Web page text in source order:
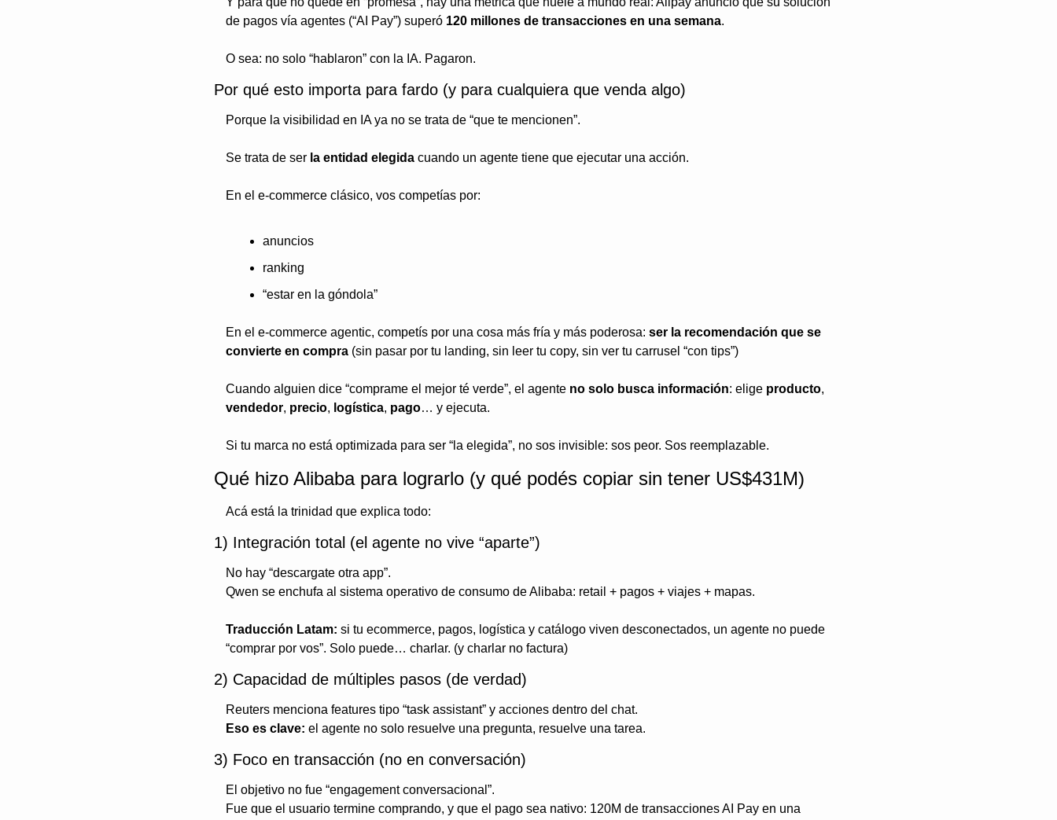
de pagos vía agentes (“AI Pay”) superó 120 millones de transacciones en una semana.
O sea: no solo “hablaron” con la IA. Pagaron.
Por qué esto importa para fardo (y para cualquiera que venda algo)
Porque la visibilidad en IA ya no se trata de “que te mencionen”.
Se trata de ser la entidad elegida cuando un agente tiene que ejecutar una acción.
En el e-commerce clásico, vos competías por:
anuncios
ranking
“estar en la góndola”
En el e-commerce agentic, competís por una cosa más fría y más poderosa: ser la recomendación que se
convierte en compra (sin pasar por tu landing, sin leer tu copy, sin ver tu carrusel “con tips”)
Cuando alguien dice “comprame el mejor té verde”, el agente no solo busca información: elige producto
vendedor, precio, logística, pago… y ejecuta.
Si tu marca no está optimizada para ser “la elegida”, no sos invisible: sos peor. Sos reemplazable.
Qué hizo Alibaba para lograrlo (y qué podés copiar sin tener US$431M)
Acá está la trinidad que explica todo:
1) Integración total (el agente no vive “aparte”)
No hay “descargate otra app”.
Qwen se enchufa al sistema operativo de consumo de Alibaba: retail + pagos + viajes + mapas.
Traducción Latam: si tu ecommerce, pagos, logística y catálogo viven desconectados, un agente no puede
“comprar por vos”. Solo puede… charlar. (y charlar no factura)
2) Capacidad de múltiples pasos (de verdad)
Reuters menciona features tipo “task assistant” y acciones dentro del chat.
Eso es clave: el agente no solo resuelve una pregunta, resuelve una tarea.
3) Foco en transacción (no en conversación)
El objetivo no fue “engagement conversacional”.
Fue que el usuario termine comprando, y que el pago sea nativo: 120M de transacciones AI Pay en una